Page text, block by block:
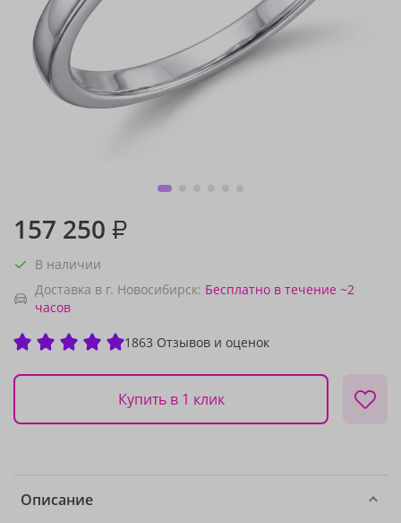
157 250 ₽
В наличии
Доставка в г. Новосибирск: Бесплатно в течение ~2
часов
1863 Отзывов и оценок
Купить в 1 клик
Описание